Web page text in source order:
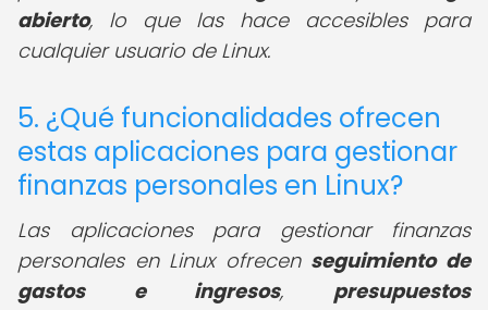
abierto, lo que las hace accesibles para
cualquier usuario de Linux.
5. ¿Qué funcionalidades ofrecen
estas aplicaciones para gestionar
finanzas personales en Linux?
Las aplicaciones para gestionar finanzas
personales en Linux ofrecen seguimiento de
gastos e ingresos, presupuestos